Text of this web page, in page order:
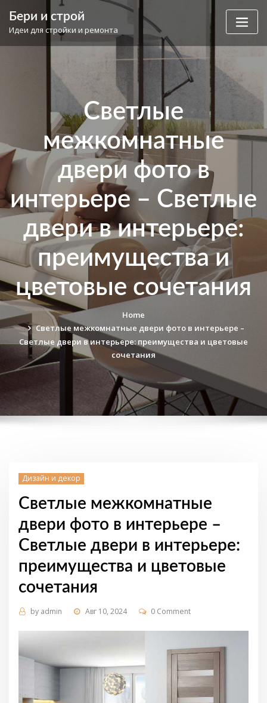
content
Бери и строй
Идеи для стройки и ремонта
Светлые
межкомнатные
двери фото в
интерьере – Светлые
двери в интерьере:
преимущества и
цветовые сочетания
Home
Светлые межкомнатные двери фото в интерьере –
Светлые двери в интерьере: преимущества и цветовые
сочетания
Дизайн и декор
Светлые межкомнатные
двери фото в интерьере –
Светлые двери в интерьере:
преимущества и цветовые
сочетания
by admin Авг 10, 2024 0 Comment